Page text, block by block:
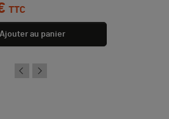
TTC
Ajouter au panier